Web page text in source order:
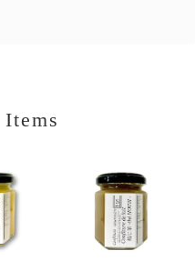
ルクジャム
ルーツジャム